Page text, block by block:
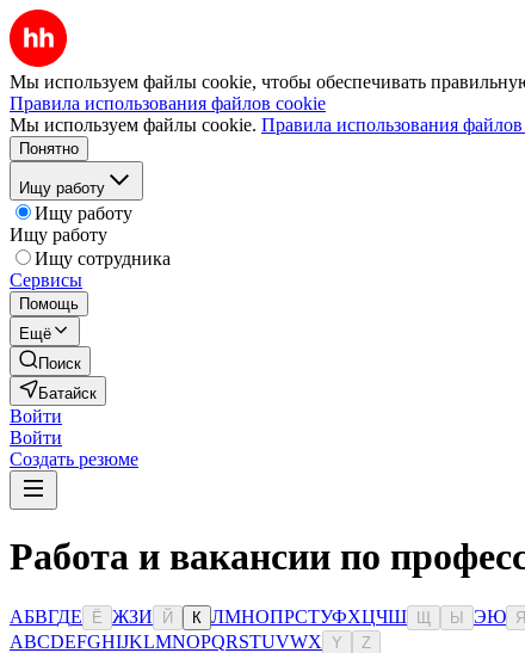
Мы используем файлы cookie, чтобы обеспечивать
Правила использования файлов cookie
Мы используем файлы cookie. Правила использования
Понятно
Ищу работу
Ищу работу
Ищу работу
Ищу сотрудника
Сервисы
Помощь
Ещё
Поиск
Батайск
Войти
Войти
Создать резюме
Работа и вакансии по
АБВГДЕ Ё ЖЗИ Й К ЛМНОПРСТУФХЦЧШ Ы ЭЮ Я
ABCDEFGHIJKLMNOPQRSTUVWX Y Z